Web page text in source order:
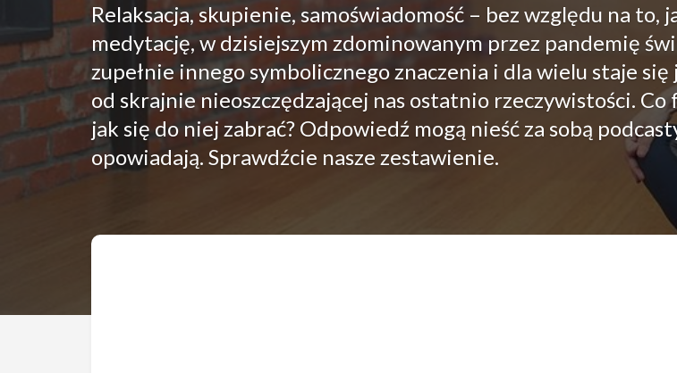
Relaksacja, skupienie, samoświadomość – bez względu na to,
medytację, w dzisiejszym zdominowanym przez pandemię
zupełnie innego symbolicznego znaczenia i dla wielu staje się
od skrajnie nieoszczędzającej nas ostatnio rzeczywistości.
jak się do niej zabrać? Odpowiedź mogą nieść za sobą
opowiadają. Sprawdźcie nasze zestawienie.